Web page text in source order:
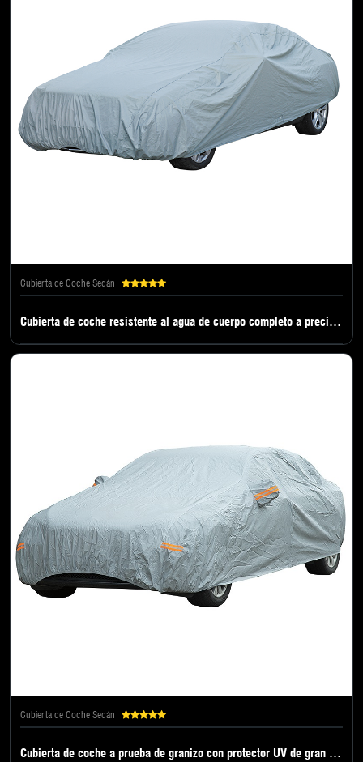
Cubierta de Coche Sedán
Cubierta de coche resistente al agua de cuerpo completo a precio de fábrica
Cubierta de Coche Sedán
Cubierta de coche a prueba de granizo con protector UV de gran vendido